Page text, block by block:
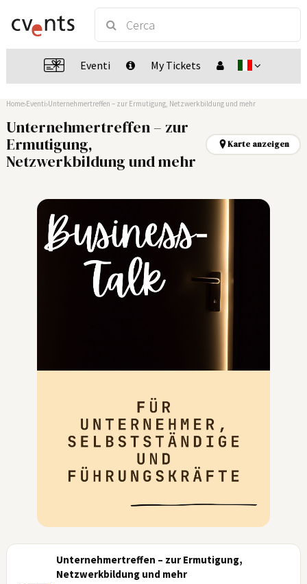
Eventi My Tickets
Home Eventi Unternehmertreffen – zur Ermutigung, Netzwerkbildung und mehr
Unternehmertreffen – zur
Ermutigung,
Netzwerkbildung und mehr
Karte anzeigen
Unternehmertreffen – zur Ermutigung,
Netzwerkbildung und mehr